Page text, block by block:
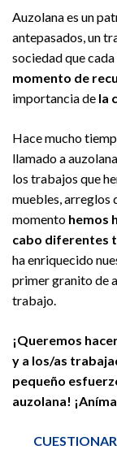
Auzolana es un
antepasados, un
sociedad que
momento de
importancia de la
Hace mucho
llamado a
los trabajos que
muebles, arreglos
momento hemos
cabo diferentes
ha enriquecido
primer granito de
trabajo.
¡Queremos
y a los/as
pequeño
auzolana!